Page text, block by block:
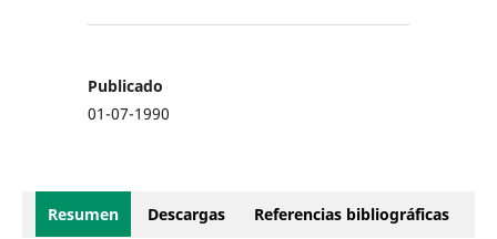
Publicado
01-07-1990
Resumen Descargas Referencias bibliográficas